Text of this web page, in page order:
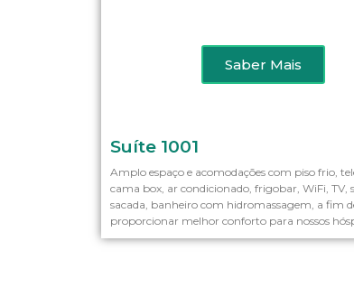
Saber Mais
Suíte 1001
Amplo espaço e acomodações com piso frio,
cama box, ar condicionado, frigobar, WiFi, TV,
sacada, banheiro com hidromassagem, a fim
proporcionar melhor conforto para nossos